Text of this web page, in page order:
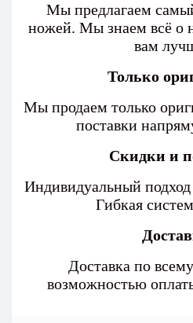
Мы предлагаем
ножей. Мы знаем всё о
вам
Только
Мы продаем только
поставки
Скидки и
Индивидуальный
Гибкая
Доставка по
возможностью